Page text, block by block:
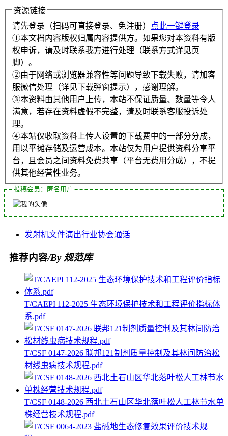
资源链接
请先登录（扫码可直接登录、免注册）
点此一键登录
①本文档内容版权归属内容提供方。如果您对本资料有版
权申诉，请及时联系我方进行处理（联系方式详见页
脚）。
②由于网络或浏览器兼容性等问题导致下载失败，请加客
服微信处理（详见下载弹窗提示），感谢理解。
③本资料由其他用户上传，本站不保证质量、数量等令人
满意，若存在资料虚假不完整，请及时联系客服投诉处
理。
④本站仅收取资料上传人设置的下载费中的一部分分成，
用以平摊存储及运营成本。本站仅为用户提供资料分享平
台，且会员之间资料免费共享（平台无费用分成），不提
供其他经营性业务。
投稿会员：匿名用户
发射机文件演出行业协会通话
推荐内容/By 规范库
T/CAEPI 112-2025 生态环境保护技术和工程评价指标体
系.pdf
T/CSF 0147-2026 联邦121制剂质量控制及其林间防治松
材线虫病技术规程.pdf
T/CSF 0148-2026 西北土石山区华北落叶松人工林节水单
株经营技术规程.pdf